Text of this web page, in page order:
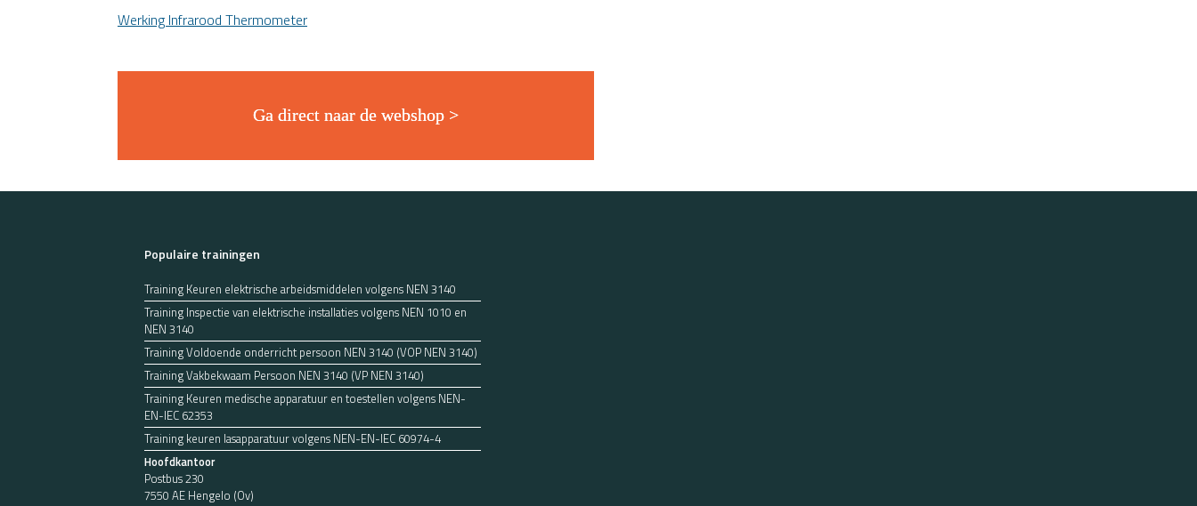
Werking Infrarood Thermometer
Ga direct naar de webshop >
Populaire trainingen
Training Keuren elektrische arbeidsmiddelen volgens NEN 3140
Training Inspectie van elektrische installaties volgens NEN 1010 en
NEN 3140
Training Voldoende onderricht persoon NEN 3140 (VOP NEN 3140)
Training Vakbekwaam Persoon NEN 3140 (VP NEN 3140)
Training Keuren medische apparatuur en toestellen volgens NEN-
EN-IEC 62353
Training keuren lasapparatuur volgens NEN-EN-IEC 60974-4
Hoofdkantoor
Postbus 230
7550 AE Hengelo (Ov)